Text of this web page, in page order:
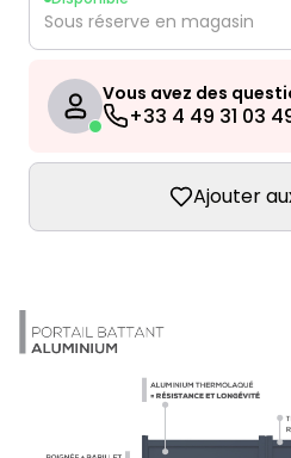
Sous réserve en magasin
Vous avez des
+33 4 49 31 03
Ajouter